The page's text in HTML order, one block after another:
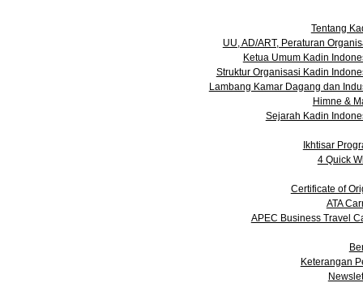
Tentang
UU, AD/ART, Peraturan
Ketua Umum Kadin
Struktur Organisasi Kadin
Lambang Kamar Dagang dan
Himne &
Sejarah Kadin
Ikhtisar
4 Quick
Certificate of
ATA
APEC Business Travel
Keterangan